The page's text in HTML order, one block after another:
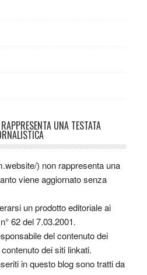
UNA TESTATA
) non rappresenta una
viene aggiornato senza
un prodotto editoriale ai
62 del 7.03.2001.
del contenuto dei
dei siti linkati.
in questo blog sono tratti da